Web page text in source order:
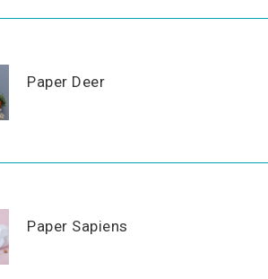
Paper Deer
Paper Sapiens